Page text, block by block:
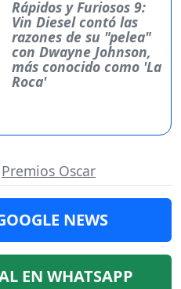
Rápidos y Furiosos 9:
Vin Diesel contó las
razones de su "pelea"
con Dwayne Johnson,
más conocido como 'La
Roca'
Premios Oscar
NEWS
EN WHATSAPP